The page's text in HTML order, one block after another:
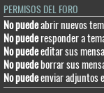
PERMISOS DEL FORO
No puedeabrir nuevos
No puederesponder a
No puedeeditar sus
No puedeborrar sus
No puedeenviar adjuntos